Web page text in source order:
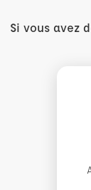
Si vous avez